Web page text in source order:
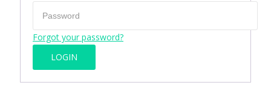
Forgot your password?